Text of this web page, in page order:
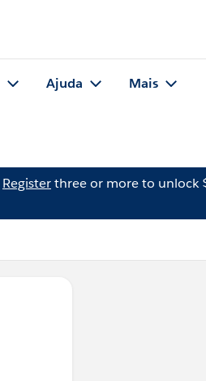
Ajuda Mais
Registerthree or more to unlock